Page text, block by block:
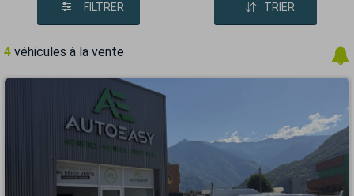
FILTRER TRIER
4 véhicules à la vente